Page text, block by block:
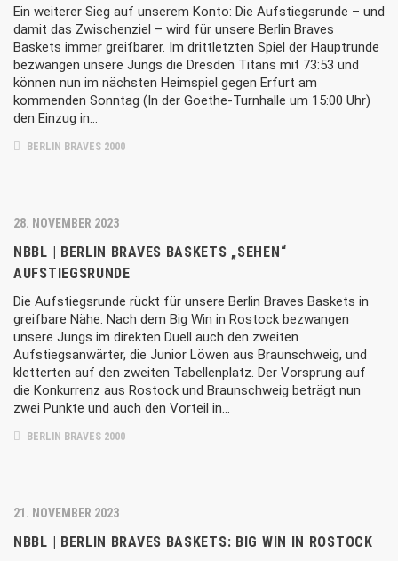
Ein weiterer Sieg auf unserem Konto: Die Aufstiegsrunde – und
damit das Zwischenziel – wird für unsere Berlin Braves
Baskets immer greifbarer. Im drittletzten Spiel der Hauptrunde
bezwangen unsere Jungs die Dresden Titans mit 73:53 und
können nun im nächsten Heimspiel gegen Erfurt am
kommenden Sonntag (In der Goethe-Turnhalle um 15:00 Uhr)
den Einzug in…
BERLIN BRAVES 2000
28. NOVEMBER 2023
NBBL | BERLIN BRAVES BASKETS „SEHEN“
AUFSTIEGSRUNDE
Die Aufstiegsrunde rückt für unsere Berlin Braves Baskets in
greifbare Nähe. Nach dem Big Win in Rostock bezwangen
unsere Jungs im direkten Duell auch den zweiten
Aufstiegsanwärter, die Junior Löwen aus Braunschweig, und
kletterten auf den zweiten Tabellenplatz. Der Vorsprung auf
die Konkurrenz aus Rostock und Braunschweig beträgt nun
zwei Punkte und auch den Vorteil in…
BERLIN BRAVES 2000
21. NOVEMBER 2023
NBBL | BERLIN BRAVES BASKETS: BIG WIN IN ROSTOCK